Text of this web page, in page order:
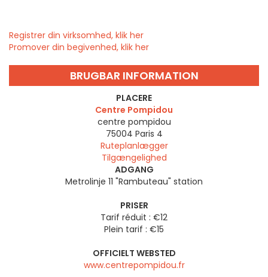
Registrer din virksomhed, klik her
Promover din begivenhed, klik her
BRUGBAR INFORMATION
PLACERE
Centre Pompidou
centre pompidou
75004 Paris 4
Ruteplanlægger
Tilgængelighed
ADGANG
Metrolinje 11 "Rambuteau" station
PRISER
Tarif réduit : €12
Plein tarif : €15
OFFICIELT WEBSTED
www.centrepompidou.fr